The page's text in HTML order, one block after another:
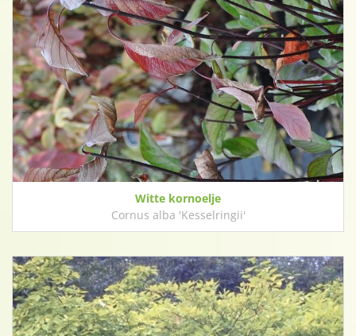
Witte kornoelje
Cornus alba 'Kesselringii'